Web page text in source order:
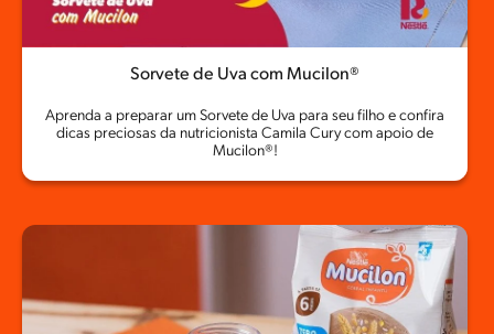
Sorvete de Uva com Mucilon®
Aprenda a preparar um Sorvete de Uva para seu filho e confira
dicas preciosas da nutricionista Camila Cury com apoio de
Mucilon®!